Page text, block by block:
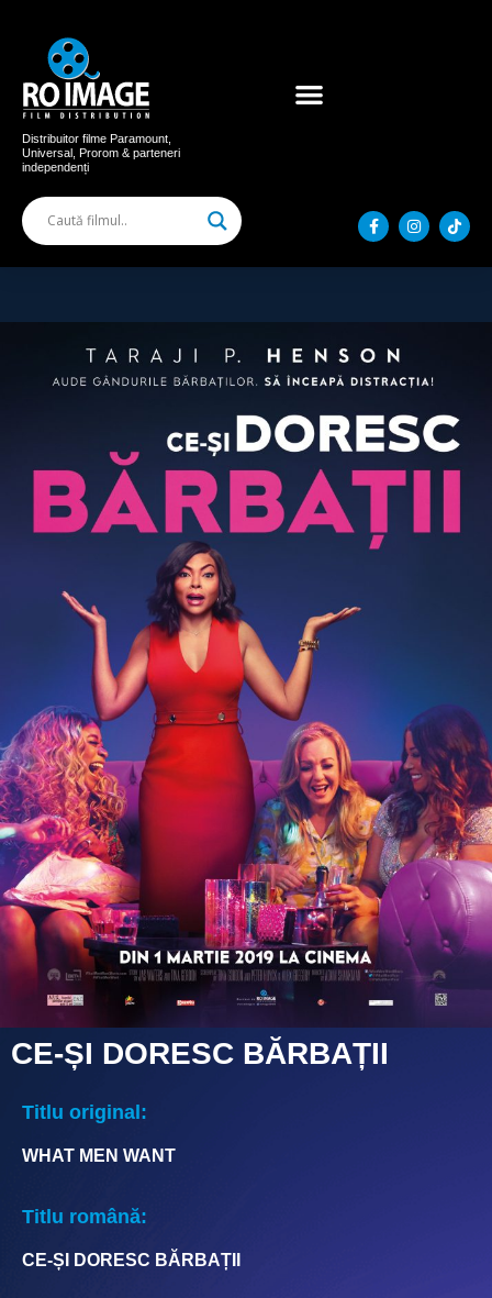
Distribuitor filme Paramount,
Universal, Prorom & parteneri
independenți
CE-ȘI DORESC BĂRBAȚII
Titlu original:
WHAT MEN WANT
Titlu română:
CE-ȘI DORESC BĂRBAȚII